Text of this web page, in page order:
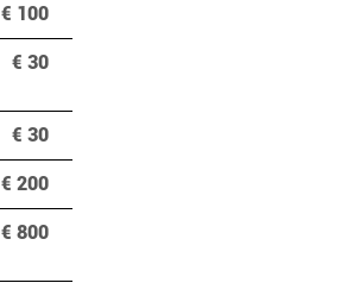
€ 100
€ 30
€ 30
€ 200
€ 800